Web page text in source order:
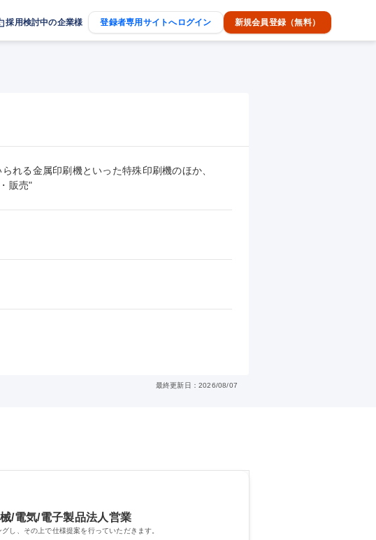
採用検討中の企業様 登録者専用サイトへログイン 新規会員登録（無料）
れる金属印刷機といった特殊印刷機のほか、
販売"
最終更新日：2026/08/07
/電気/電子製品法人営業
し、その上で仕様提案を行っていただきます。